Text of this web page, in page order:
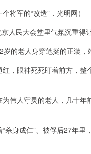
将军的“改造”．光明网）
人民大会堂里气氛沉重得
的老人身穿笔挺的正装，
，眼神死死盯着前方，整
伟人守灵的老人，几十年
杀身成仁”、被俘后27年里